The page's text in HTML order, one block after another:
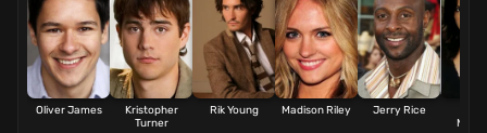
Oliver James
Kristopher
Turner
Rik Young Madison Riley Jerry Rice